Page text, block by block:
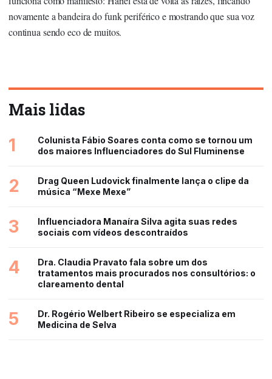
novamente a bandeira do funk periférico e mostrando que sua voz
continua sendo eco de muitos.
Mais lidas
1
Colunista Fábio Soares conta como se tornou um
dos maiores Influenciadores do Sul Fluminense
2
Drag Queen Ludovick finalmente lança o clipe da
música “Mexe Mexe”
3
Influenciadora Manaíra Silva agita suas redes
sociais com vídeos descontraídos
4
Dra. Claudia Pravato fala sobre um dos
tratamentos mais procurados nos consultórios: o
clareamento dental
5
Dr. Rogério Welbert Ribeiro se especializa em
Medicina de Selva